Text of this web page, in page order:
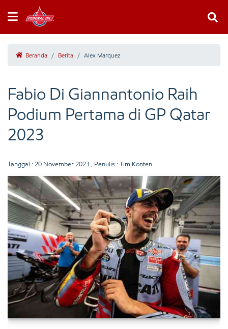
Beranda / Berita / Alex Marquez
Fabio Di Giannantonio Raih
Podium Pertama di GP Qatar
2023
Tanggal : 20 November 2023 , Penulis : Tim Konten